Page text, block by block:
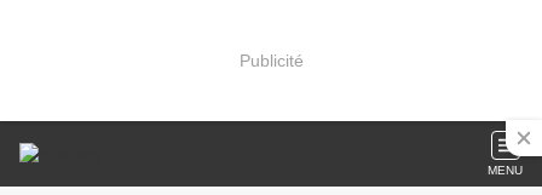
Publicité
MENU